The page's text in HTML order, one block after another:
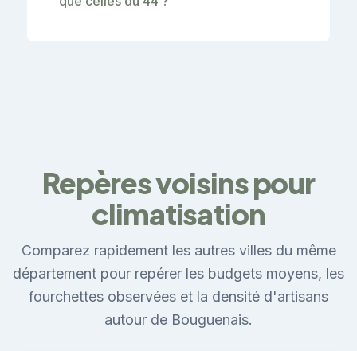
Repères voisins pour
climatisation
Comparez rapidement les autres villes du même
département pour repérer les budgets moyens, les
fourchettes observées et la densité d'artisans
autour de Bouguenais.